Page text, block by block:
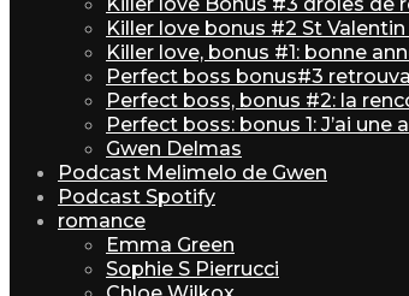
Killer love bonus #2 St
Killer love, bonus #1: bonne
Perfect boss bonus#3
Perfect boss, bonus #2: la
Perfect boss: bonus 1: J’ai une
Gwen Delmas
Podcast Melimelo de Gwen
Podcast Spotify
romance
Emma Green
Sophie S Pierrucci